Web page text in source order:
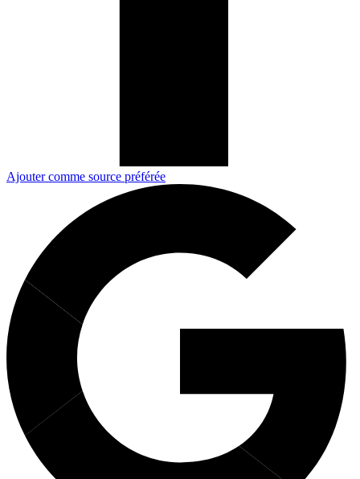
Ajouter comme source préférée